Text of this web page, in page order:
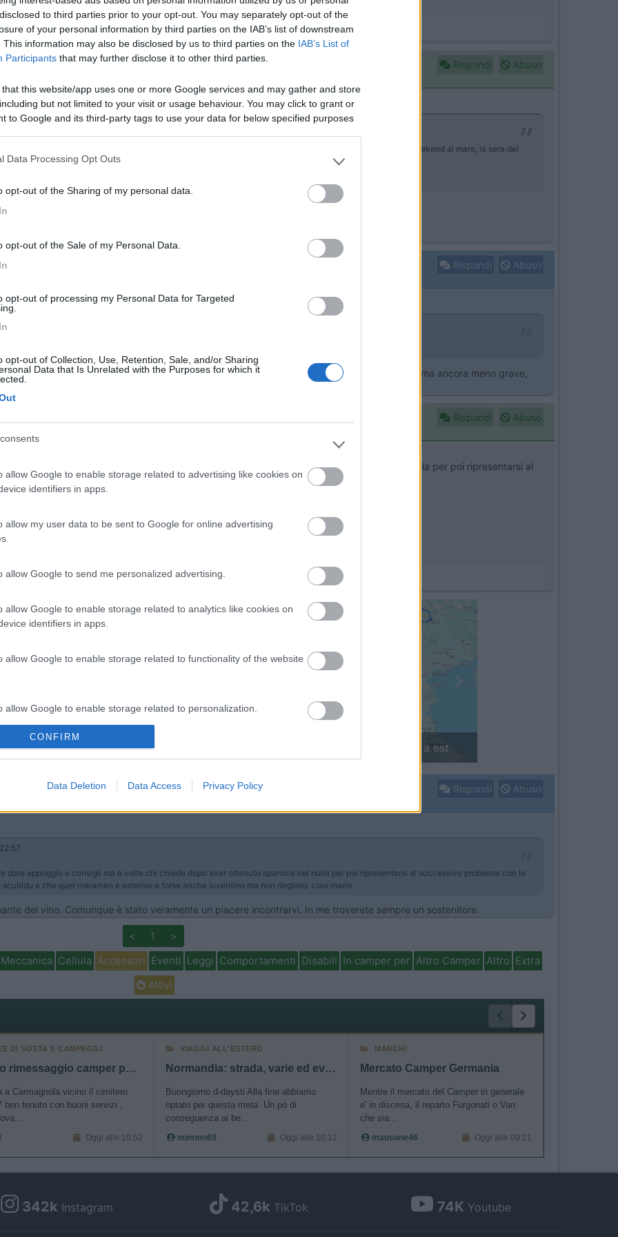
to third parties prior to your opt-out. You may separately opt-out of the
of your personal information by third parties on the IAB’s list of downstream
This information may also be disclosed by us to third parties on the IAB’s List of
Participants that may further disclose it to other third parties.
that this website/app uses one or more Google services and may gather and store
but not limited to your visit or usage behaviour. You may click to grant or
to Google and its third-party tags to use your data for below specified purposes
Data Processing Opt Outs
opt-out of the Sharing of my personal data.
opt-out of the Sale of my Personal Data.
opt-out of processing my Personal Data for Targeted
opt-out of Collection, Use, Retention, Sale, and/or Sharing
Data that Is Unrelated with the Purposes for which it
allow Google to enable storage related to advertising like cookies on
identifiers in apps.
allow my user data to be sent to Google for online advertising
allow Google to send me personalized advertising.
allow Google to enable storage related to analytics like cookies on
identifiers in apps.
allow Google to enable storage related to functionality of the website
allow Google to enable storage related to personalization.
allow Google to enable storage related to security, including
functionality and fraud prevention, and other user protection.
CONFIRM
Data Deletion Data Access Privacy Policy
Rispondi Abuso
di risolvere il problema che si è presentato la settimana scorsa sul mio Laika. Avendo in programma un weekend al mare, la sera del
Rispondi Abuso
privato che facciamo prima
si trattava della centralina ma dell'accenditore al quale non arrivava corrente. Problema ancora meno grave,
Grazie veramente, siete stati tempestivi e risolutivi.
Rispondi Abuso
piacere dare appoggio e consigli ma a volte chi chiede dopo aver ottenuto sparisce nel nulla per poi ripresentarsi al
quel marameo è astemio e forse anche iuventino ma non dirglielo
Tour dell'Arco Alpino: da ovest a est
Rispondi Abuso
dare appoggio e consigli ma a volte chi chiede dopo aver ottenuto sparisce nel nulla per poi ripresentarsi al successivo problema con la
è che quel marameo è astemio e forse anche iuventino ma non dirglielo ciao mario
del vino. Comunque è stato veramente un piacere incontrarvi. In me troverete sempre un sostenitore.
< 1 >
Meccanica Cellula Accessori Eventi Leggi Comportamenti Disabili In camper per Altro Camper Altro Extra
Attivi
DI SOSTA E CAMPEGGI
Nuovo rimessaggio camper posti coperti e scoperti
a Carmagnola vicino il cimitero
ben tenuto con buoni servizi ,
Oggi alle 10:52
VIAGGI ALL'ESTERO
Normandia: strada, varie ed eventuali
Buongiorno d-daysti Alla fine abbiamo
optato per questa meta. Un pò di
conseguenza ai be...
mimmo69 Oggi alle 10:12
MARCHI
Mercato Camper Germania
Mentre il mercato del Camper in generale
e' in discesa, il reparto Furgonati o Van
che sia...
mausone46 Oggi alle 09:21
342k Instagram 42,6k TikTok 74K Youtube